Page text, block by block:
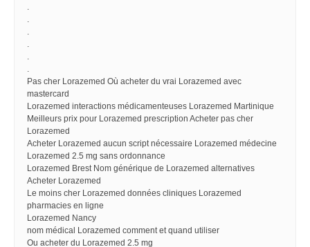
.
.
.
.
.
.
Pas cher Lorazemed Où acheter du vrai Lorazemed avec
mastercard
Lorazemed interactions médicamenteuses Lorazemed Martinique
Meilleurs prix pour Lorazemed prescription Acheter pas cher
Lorazemed
Acheter Lorazemed aucun script nécessaire Lorazemed médecine
Lorazemed 2.5 mg sans ordonnance
Lorazemed Brest Nom générique de Lorazemed alternatives
Acheter Lorazemed
Le moins cher Lorazemed données cliniques Lorazemed
pharmacies en ligne
Lorazemed Nancy
nom médical Lorazemed comment et quand utiliser
Ou acheter du Lorazemed 2.5 mg